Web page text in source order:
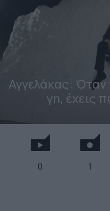
Αγγελάκας: Όταν
γη, έχεις
0 1